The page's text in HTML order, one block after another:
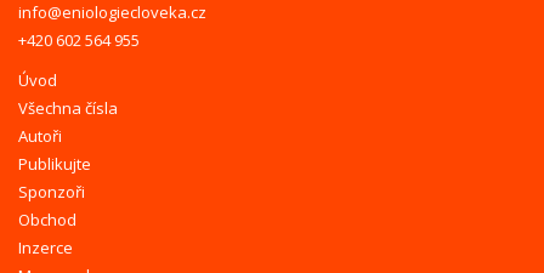
info@eniologiecloveka.cz
+420 602 564 955
Úvod
Všechna čísla
Autoři
Publikujte
Sponzoři
Obchod
Inzerce